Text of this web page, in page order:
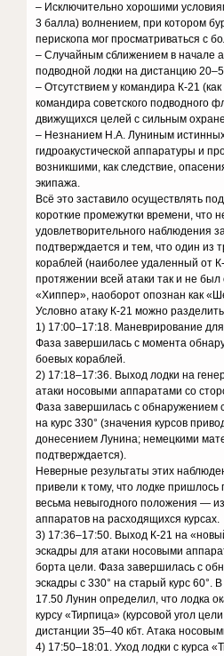
– Исключительно хорошими
3 балла) волнением, при котором
перископа мог просматриваться с
– Случайным сближением в начале
подводной лодки на дистанцию
– Отсутствием у командира К-21 (как
командира советского подводного
движущихся целей с сильным
– Незнанием Н.А. Луниным
гидроакустической аппаратуры и
возникшими, как следствие,
экипажа.
Всё это заставило осуществлять
короткие промежутки времени, что
удовлетворительного наблюдения
подтверждается и тем, что один из
кораблей (наиболее удаленный от
протяжении всей атаки так и не
«Хиппер», наоборот опознан как
Условно атаку К-21 можно
1) 17:00–17:18. Маневрирование
Фаза завершилась с момента
боевых кораблей.
2) 17:18–17:36. Выход лодки на
атаки носовыми аппаратами со
Фаза завершилась с обнаружением
на курс 330° (значения курсов
донесением Лунина; немецкими
подтверждается).
Неверные результаты этих
привели к тому, что лодке пришлось
весьма невыгодного положения —
аппаратов на расходящихся курсах.
3) 17:36–17:50. Выход К-21 на
эскадры для атаки носовыми
борта цели. Фаза завершилась с
эскадры с 330° на старый курс 60°.
17.50 Лунин определил, что лодка
курсу «Тирпица» (курсовой угол
дистанции 35–40 кбт. Атака
4) 17:50–18:01. Уход лодки с курса